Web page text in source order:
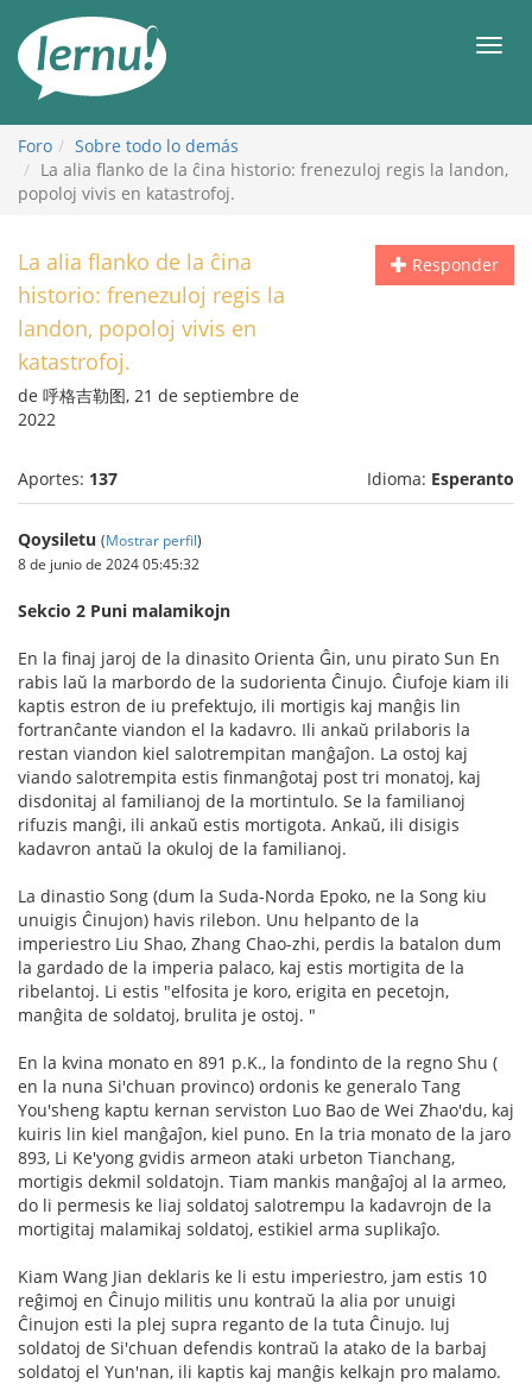
Foro
Sobre todo lo demás
La alia flanko de la ĉina historio: frenezuloj regis la landon,
popoloj vivis en katastrofoj.
Responder
La alia flanko de la ĉina
historio: frenezuloj regis la
landon, popoloj vivis en
katastrofoj.
de 呼格吉勒图, 21 de septiembre de
2022
Aportes: 137 Idioma: Esperanto
Qoysiletu (Mostrar perfil)
8 de junio de 2024 05:45:32
Sekcio 2 Puni malamikojn
En la finaj jaroj de la dinasito Orienta Ĝin, unu pirato Sun En
rabis laŭ la marbordo de la sudorienta Ĉinujo. Ĉiufoje kiam ili
kaptis estron de iu prefektujo, ili mortigis kaj manĝis lin
fortranĉante viandon el la kadavro. Ili ankaŭ prilaboris la
restan viandon kiel salotrempitan manĝaĵon. La ostoj kaj
viando salotrempita estis finmanĝotaj post tri monatoj, kaj
disdonitaj al familianoj de la mortintulo. Se la familianoj
rifuzis manĝi, ili ankaŭ estis mortigota. Ankaŭ, ili disigis
kadavron antaŭ la okuloj de la familianoj.
La dinastio Song (dum la Suda-Norda Epoko, ne la Song kiu
unuigis Ĉinujon) havis rilebon. Unu helpanto de la
imperiestro Liu Shao, Zhang Chao-zhi, perdis la batalon dum
la gardado de la imperia palaco, kaj estis mortigita de la
ribelantoj. Li estis "elfosita je koro, erigita en pecetojn,
manĝita de soldatoj, brulita je ostoj. "
En la kvina monato en 891 p.K., la fondinto de la regno Shu (
en la nuna Si'chuan provinco) ordonis ke generalo Tang
You'sheng kaptu kernan serviston Luo Bao de Wei Zhao'du, kaj
kuiris lin kiel manĝaĵon, kiel puno. En la tria monato de la jaro
893, Li Ke'yong gvidis armeon ataki urbeton Tianchang,
mortigis dekmil soldatojn. Tiam mankis manĝaĵoj al la armeo,
do li permesis ke liaj soldatoj salotrempu la kadavrojn de la
mortigitaj malamikaj soldatoj, estikiel arma suplikaĵo.
Kiam Wang Jian deklaris ke li estu imperiestro, jam estis 10
reĝimoj en Ĉinujo militis unu kontraŭ la alia por unuigi
Ĉinujon esti la plej supra reganto de la tuta Ĉinujo. Iuj
soldatoj de Si'chuan defendis kontraŭ la atako de la barbaj
soldatoj el Yun'nan, ili kaptis kaj manĝis kelkajn pro malamo.